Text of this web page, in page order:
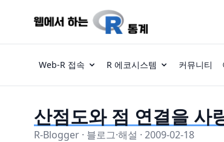
Web-R 접속 R 에코시스템 커뮤니티
산점도와 점 연결을 사
R-Blogger · 블로그·해설 · 2009-02-18